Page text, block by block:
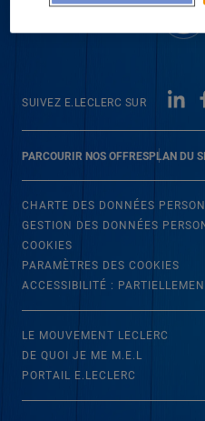
PARCOURIR NOS OFFRESPLAN DU
SUIVEZ E.LECLERC SUR
CHARTE DES DONNÉES
GESTION DES DONNÉES
COOKIES
PARAMÈTRES DES COOKIES
ACCESSIBILITÉ :
LE MOUVEMENT LECLERC
DE QUOI JE ME M.E.L
PORTAIL E.LECLERC